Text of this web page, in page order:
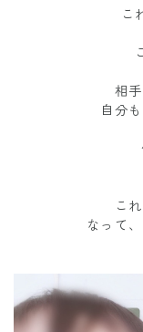
こ
相
自分
こ
なって